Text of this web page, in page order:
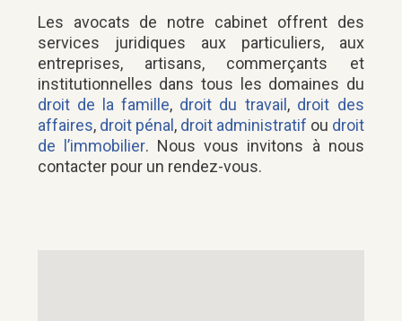
Les avocats de notre cabinet offrent des
services juridiques aux particuliers, aux
entreprises, artisans, commerçants et
institutionnelles dans tous les domaines du
droit de la famille, droit du travail , droit des
affaires, droit pénal , droit administratif ou droit
de l’immobilier. Nous vous invitons à nous
contacter pour un rendez-vous.